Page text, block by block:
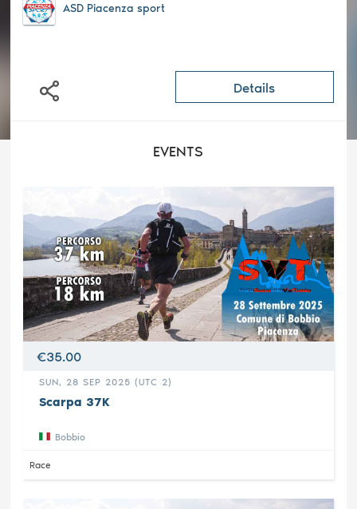
ASD Piacenza sport
Details
EVENTS
€35.00
SUN, 28 SEP 2025 (UTC 2)
Scarpa 37K
Bobbio
Race